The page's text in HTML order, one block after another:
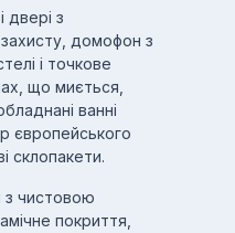
двері з
домофон з
і точкове
що миється,
ванні
європейського
склопакети.
з чистовою
покриття,